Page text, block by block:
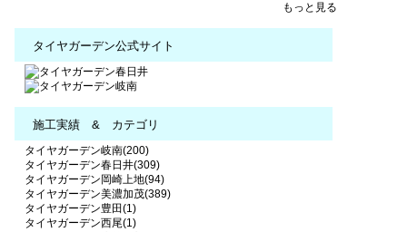
もっと見る
タイヤガーデン公式サイト
施工実績 & カテゴリ
タイヤガーデン岐南(200)
タイヤガーデン春日井(309)
タイヤガーデン岡崎上地(94)
タイヤガーデン美濃加茂(389)
タイヤガーデン豊田(1)
タイヤガーデン西尾(1)